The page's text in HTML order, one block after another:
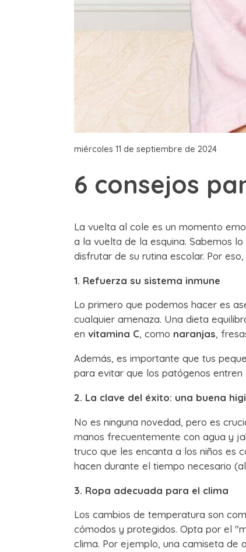
miércoles 11 de septiembre de 2024
6 consejos
La vuelta al cole es un momento
a la vuelta de la esquina. Sabemos
disfrutar de su rutina escolar. Por
1. Refuerza su sistema inmune
Lo primero que podemos hacer es
cualquier amenaza. Una dieta
envitamina C, como naranjas,
Además, es importante que tus
para evitar que los patógenos entren
2. La clave del éxito: una buena
No es ninguna novedad, pero es
manos frecuentemente con agua y
truco que les encanta a los niños es
hacen durante el tiempo necesario
3. Ropa adecuada para el clima
Los cambios de temperatura son
cómodos y protegidos. Opta por el
clima. Por ejemplo, una camiseta de